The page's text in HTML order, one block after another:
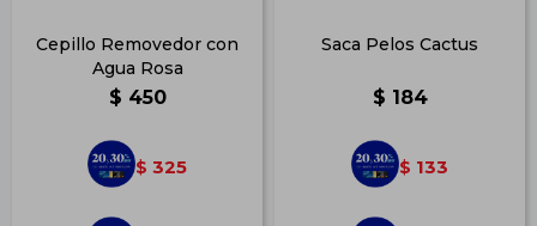
Cepillo Removedor con
Agua Rosa
$ 450
$ 325
Saca Pelos Cactus
$ 184
$ 133